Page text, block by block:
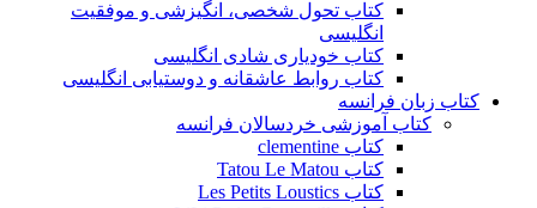
کتاب تحول شخصی، انگیزشی و موفقیت
انگلیسی
کتاب خودیاری شادی انگلیسی
کتاب روابط عاشقانه و دوستیابی انگلیسی
کتاب زبان فرانسه
کتاب آموزشی خردسالان فرانسه
کتاب clementine
کتاب Tatou Le Matou
کتاب Les Petits Loustics